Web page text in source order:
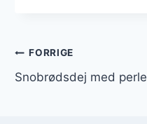
FORRIGE
Snobrødsdej med